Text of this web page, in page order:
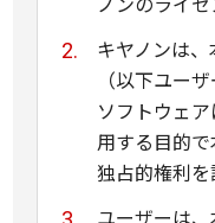
キヤノンは
（以下ユー
ソフトウェ
用する目的
独占的権利を
ユーザーは